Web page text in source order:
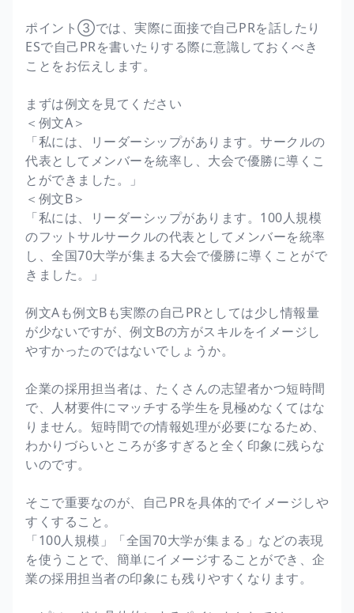
ポイント③では、実際に面接で自己PRを話したり
ESで自己PRを書いたりする際に意識しておくべき
ことをお伝えします。
まずは例文を見てください
＜例文A＞
「私には、リーダーシップがあります。サークルの
代表としてメンバーを統率し、大会で優勝に導くこ
とができました。」
＜例文B＞
「私には、リーダーシップがあります。100人規模
のフットサルサークルの代表としてメンバーを統率
し、全国70大学が集まる大会で優勝に導くことがで
きました。」
例文Aも例文Bも実際の自己PRとしては少し情報量
が少ないですが、例文Bの方がスキルをイメージし
やすかったのではないでしょうか。
企業の採用担当者は、たくさんの志望者かつ短時間
で、人材要件にマッチする学生を見極めなくてはな
りません。短時間での情報処理が必要になるため、
わかりづらいところが多すぎると全く印象に残らな
いのです。
そこで重要なのが、自己PRを具体的でイメージしや
すくすること。
「100人規模」「全国70大学が集まる」などの表現
を使うことで、簡単にイメージすることができ、企
業の採用担当者の印象にも残りやすくなります。